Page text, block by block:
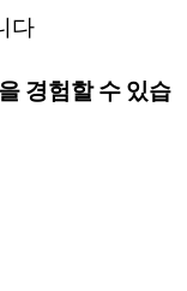
다
경험할 수 있습